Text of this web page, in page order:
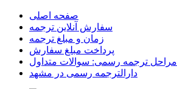
صفحه اصلی
سفارش آنلاین ترجمه
زمان و مبلغ ترجمه
پرداخت مبلغ سفارش
مراحل ترجمه رسمی: سوالات متداول
دارالترجمه رسمی در مشهد